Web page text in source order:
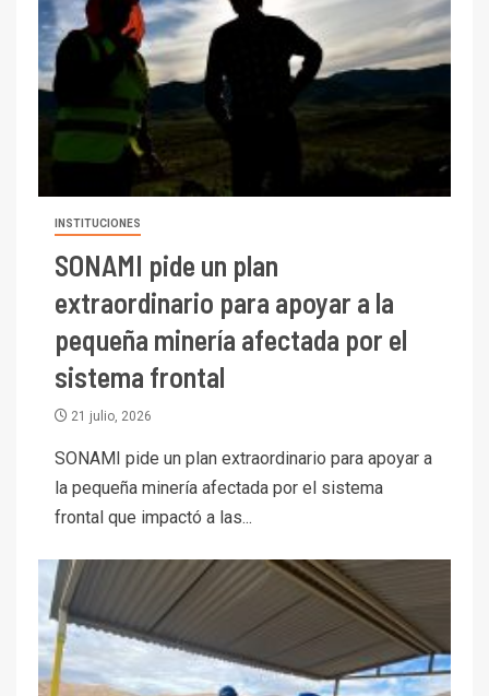
INSTITUCIONES
SONAMI pide un plan
extraordinario para apoyar a la
pequeña minería afectada por el
sistema frontal
21 julio, 2026
SONAMI pide un plan extraordinario para apoyar a
la pequeña minería afectada por el sistema
frontal que impactó a las...